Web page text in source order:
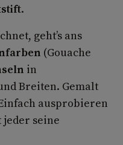
.
geht’s ans
(Gouache
in
Breiten. Gemalt
ausprobieren
seine